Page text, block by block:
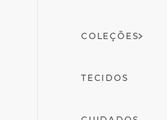
COLEÇÕES
TECIDOS